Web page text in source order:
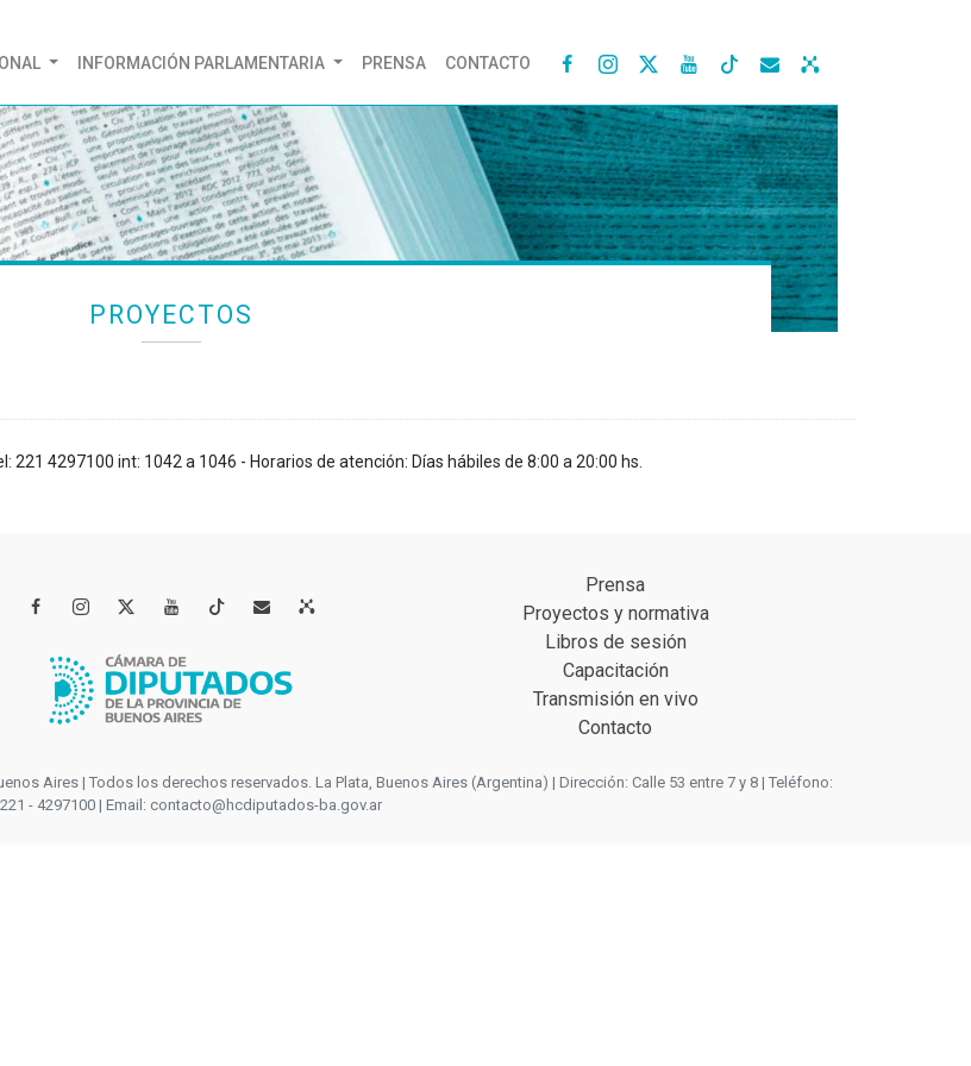
INFORMACIÓN PARLAMENTARIA PRENSA CONTACTO    
PROYECTOS
221 4297100 int: 1042 a 1046 - Horarios de atención: Días hábiles de 8:00 a 20:00 hs.
   
Prensa
Proyectos y normativa
Libros de sesión
Capacitación
Transmisión en vivo
Contacto
Aires | Todos los derechos reservados. La Plata, Buenos Aires (Argentina) | Dirección: Calle 53 entre 7 y 8 | Teléfono:
- 4297100 | Email: contacto@hcdiputados-ba.gov.ar